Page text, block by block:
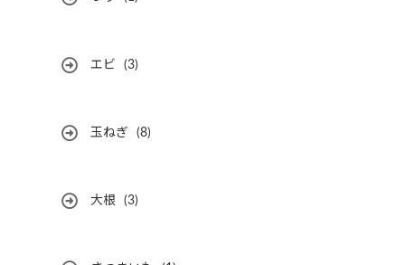
エビ (3)
玉ねぎ (8)
大根 (3)